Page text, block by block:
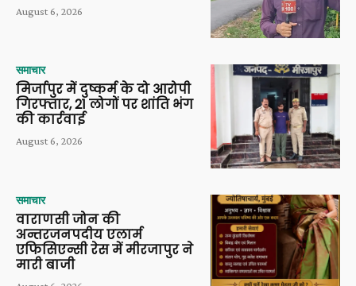
August 6, 2026
समाचार
मिर्जापुर में दुष्कर्म के दो आरोपी
गिरफ्तार, 21 लोगों पर शांति भंग
की कार्रवाई
August 6, 2026
समाचार
वाराणसी जोन की
अन्तरजनपदीय एलार्म
एफिसिएन्सी रेस में मीरजापुर ने
मारी बाजी